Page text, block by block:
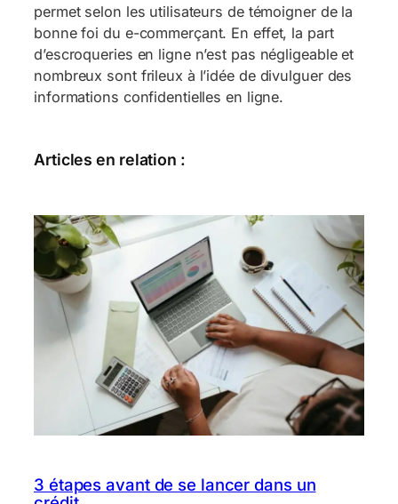
permet selon les utilisateurs de témoigner de la
bonne foi du e-commerçant. En effet, la part
d’escroqueries en ligne n’est pas négligeable et
nombreux sont frileux à l’idée de divulguer des
informations confidentielles en ligne.
Articles en relation :
3 étapes avant de se lancer dans un